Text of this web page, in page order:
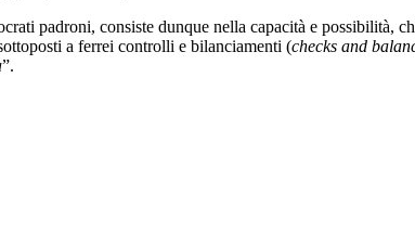
padroni, consiste dunque nella capacità e possibilità,
a ferrei controlli e bilanciamenti (checks and
”.